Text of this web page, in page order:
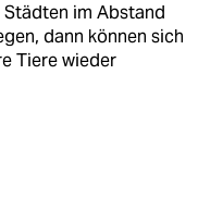
Städten im Abstand
dann können sich
Tiere wieder